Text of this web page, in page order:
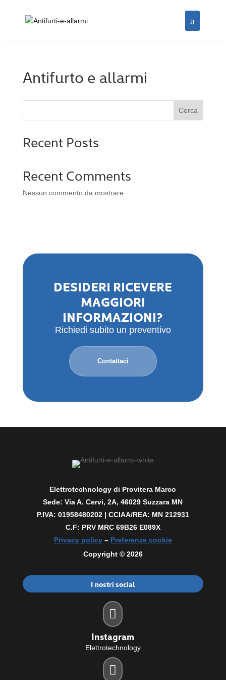
Antifurto e allarmi
Cerca
Recent Posts
Recent Comments
Nessun commento da mostrare.
DESIDERI RICEVERE
MAGGIORI
INFORMAZIONI?
Richiedi subito un preventivo
Contattaci
Elettrotechnology di Provitera Marco
Sede: Via A. Cervi, 2A, 46029 Suzzara MN
P.IVA: 01958480202 | CCIAA/REA: MN 212931
C.F: PRV MRC 69B26 E089X
Privacy policy– Preferenze cookie
Copyright © 2026
I nostri social

Instagram
Elettrotechnology
